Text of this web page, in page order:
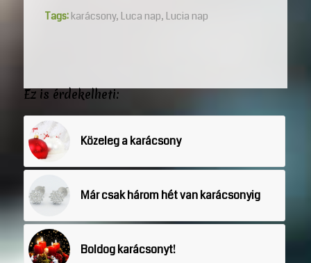
Tags: karácsony, Luca nap, Lucia nap
Ez is érdekelheti:
Közeleg a karácsony
Már csak három hét van karácsonyig
Boldog karácsonyt!